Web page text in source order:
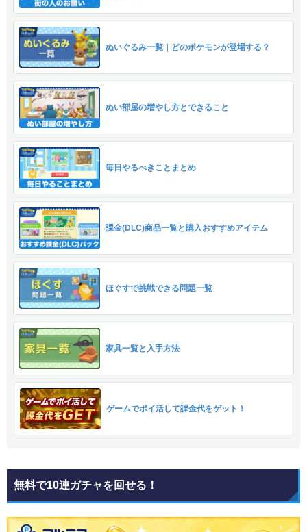
ぬいぐるみ一覧｜どのポケモンが登場する？
ぬい部屋の増やし方とできること
毎日やるべきことまとめ
課金(DLC)商品一覧と購入おすすめアイテム
ほぐすで挑戦できる問題一覧
家具一覧と入手方法
ゲームでポイ活して課金代をゲット！
無料で10連ガチャを回せる！